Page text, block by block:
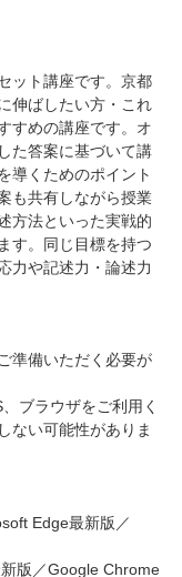
ット講座です。京都
伸ばしたい方・これ
すめの講座です。オ
た答案に基づいて講
導くためのポイント
も共有しながら授業
方法といった実戦的
す。同じ目標を持つ
力や記述力・論述力
準備いただく必要が
ブラウザをご利用く
ない可能性がありま
Edge最新版／
版／Google Chrome